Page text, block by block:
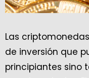
Las
de inversión que
principiantes sino